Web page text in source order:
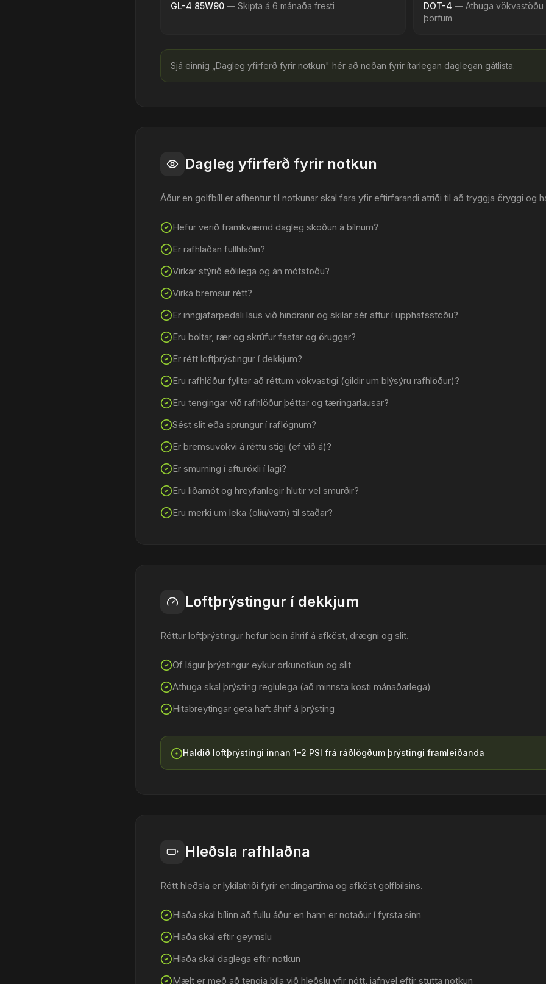
GL-4 85W90 — Skipta á 6 mánaða fresti
DOT-4 — Athuga
þörfum
Sjá einnig „Dagleg yfirferð fyrir notkun" hér að neðan fyrir ítarlegan daglegan gátlista.
Dagleg yfirferð fyrir notkun
Áður en golfbíll er afhentur til notkunar skal fara yfir eftirfarandi atriði til að tryggja öryggi og
Hefur verið framkvæmd dagleg skoðun á bílnum?
Er rafhlaðan fullhlaðin?
Virkar stýrið eðlilega og án mótstöðu?
Virka bremsur rétt?
Er inngjafarpedali laus við hindranir og skilar sér aftur í upphafsstöðu?
Eru boltar, rær og skrúfur fastar og öruggar?
Er rétt loftþrýstingur í dekkjum?
Eru rafhlöður fylltar að réttum vökvastigi (gildir um blýsýru rafhlöður)?
Eru tengingar við rafhlöður þéttar og tæringarlausar?
Sést slit eða sprungur í raflögnum?
Er bremsuvökvi á réttu stigi (ef við á)?
Er smurning í afturöxli í lagi?
Eru liðamót og hreyfanlegir hlutir vel smurðir?
Eru merki um leka (olíu/vatn) til staðar?
Loftþrýstingur í dekkjum
Réttur loftþrýstingur hefur bein áhrif á afköst, drægni og slit.
Of lágur þrýstingur eykur orkunotkun og slit
Athuga skal þrýsting reglulega (að minnsta kosti mánaðarlega)
Hitabreytingar geta haft áhrif á þrýsting
Haldið loftþrýstingi innan 1–2 PSI frá ráðlögðum þrýstingi framleiðanda
Hleðsla rafhlaðna
Rétt hleðsla er lykilatriði fyrir endingartíma og afköst golfbílsins.
Hlaða skal bílinn að fullu áður en hann er notaður í fyrsta sinn
Hlaða skal eftir geymslu
Hlaða skal daglega eftir notkun
Mælt er með að tengja bíla við hleðslu yfir nótt, jafnvel eftir stutta notkun